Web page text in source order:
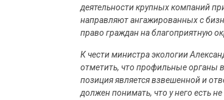
деятельности крупных компаний
направляют ангажированных с
право граждан на благоприятную
К чести министра экологии
отметить, что профильные органы
позиция является взвешенной и
должен понимать, что у него есть